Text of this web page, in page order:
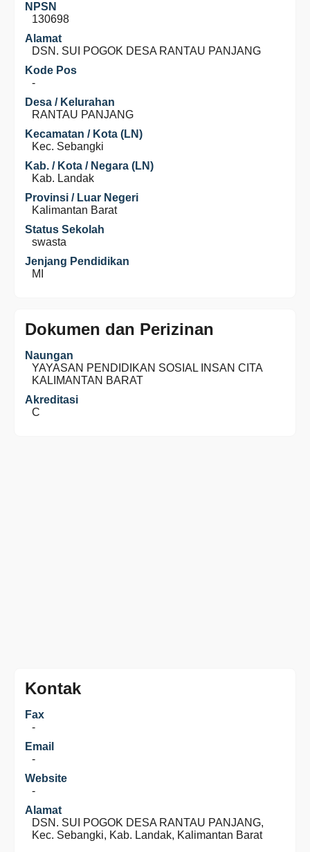
NPSN
130698
Alamat
DSN. SUI POGOK DESA RANTAU PANJANG
Kode Pos
-
Desa / Kelurahan
RANTAU PANJANG
Kecamatan / Kota (LN)
Kec. Sebangki
Kab. / Kota / Negara (LN)
Kab. Landak
Provinsi / Luar Negeri
Kalimantan Barat
Status Sekolah
swasta
Jenjang Pendidikan
MI
Dokumen dan Perizinan
Naungan
YAYASAN PENDIDIKAN SOSIAL INSAN CITA
KALIMANTAN BARAT
Akreditasi
C
Kontak
Fax
-
Email
-
Website
-
Alamat
DSN. SUI POGOK DESA RANTAU PANJANG,
Kec. Sebangki, Kab. Landak, Kalimantan Barat